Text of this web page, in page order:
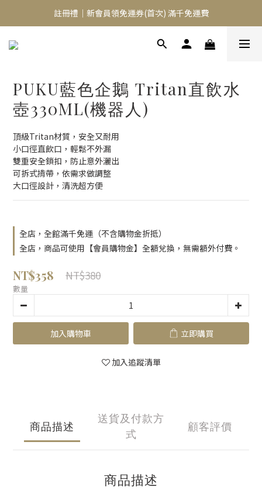
⭐️異膚救星 10天體驗活動⭐️
註冊禮｜新會員領免運券(首次) 滿千免運費
免費租賃 | 新生兒提籃
PUKU藍色企鵝 Tritan直飲水
壺330ML(機器人)
頂級Tritan材質，安全又耐用
小口徑直飲口，輕鬆不外漏
雙重安全鎖扣，防止意外灑出
可拆式揹帶，依需求做調整
大口徑設計，清洗超方便
全店，全館滿千免運（不含購物金折抵）
全店，商品可使用【會員購物金】全額兌換，無需額外付費。
NT$358 NT$380
數量
加入購物車 立即購買
加入追蹤清單
商品描述
送貨及付款方
式
顧客評價
商品描述